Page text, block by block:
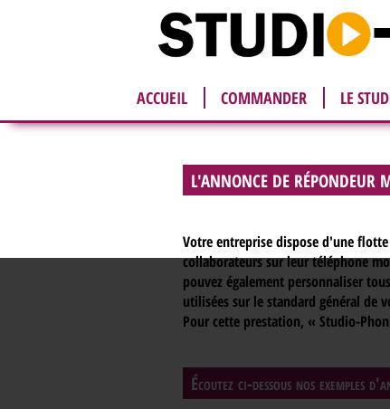
ACCUEIL COMMANDER LE
L'ANNONCE DE RÉPONDEUR
Votre entreprise dispose d'une
collaborateurs sur leur téléphone
pouvez également personnaliser
utilisées sur le standard général de
Pour cette prestation, « Studio-
Écoutez ci-dessous nos exemples